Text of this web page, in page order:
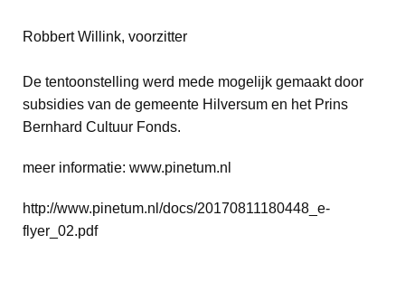
Robbert Willink, voorzitter
De tentoonstelling werd mede mogelijk gemaakt door
subsidies van de gemeente Hilversum en het Prins
Bernhard Cultuur Fonds.
meer informatie: www.pinetum.nl
http://www.pinetum.nl/docs/20170811180448_e-
flyer_02.pdf